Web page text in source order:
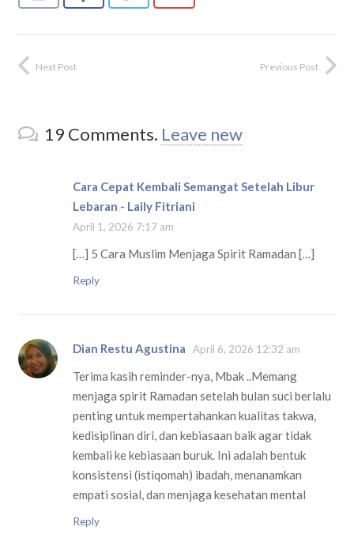
Previous Post
Next Post
19 Comments. Leave new
Cara Cepat Kembali Semangat Setelah Libur
Lebaran - Laily Fitriani
April 1, 2026 7:17 am
[…] 5 Cara Muslim Menjaga Spirit Ramadan […]
Reply
Dian Restu Agustina April 6, 2026 12:32 am
Terima kasih reminder-nya, Mbak ..Memang
menjaga spirit Ramadan setelah bulan suci berlalu
penting untuk mempertahankan kualitas takwa,
kedisiplinan diri, dan kebiasaan baik agar tidak
kembali ke kebiasaan buruk. Ini adalah bentuk
konsistensi (istiqomah) ibadah, menanamkan
empati sosial, dan menjaga kesehatan mental
Reply